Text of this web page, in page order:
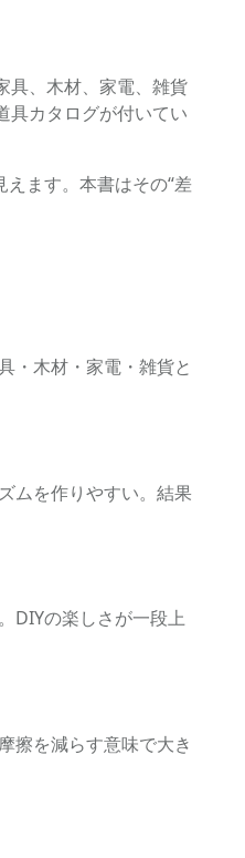
具、木材、家電、雑貨
具カタログが付いてい
ます。本書はその“差
・木材・家電・雑貨と
ムを作りやすい。結果
DIYの楽しさが一段上
擦を減らす意味で大き